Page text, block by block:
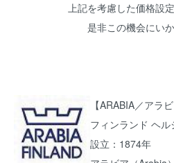
上記を考慮した価格設
是非この機会にいか
【ARABIA／アラビ
フィンランド ヘル
設立：1874年